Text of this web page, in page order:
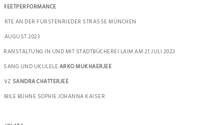
AN DER FÜRSTENRIEDER STRASSE MÜNCHEN
2023
IN UND MIT STADTBÜCHEREI LAIM AM 21.JULI 2023
UND UKULELEARKO MUKHAERJEE
SANDRA CHATTERJEE
BÜHNE SOPHIE JOHANNA KAISER